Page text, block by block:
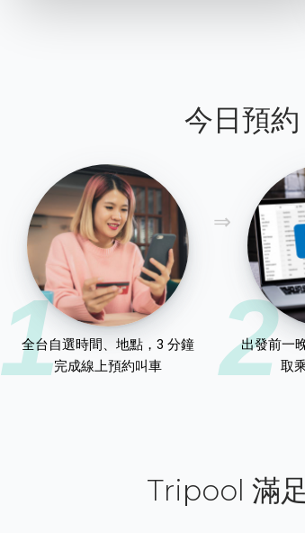
今日預約
1
全台自選時間、地點，3 分鐘
完成線上預約叫車
2
出發前一
取
Tripool 滿